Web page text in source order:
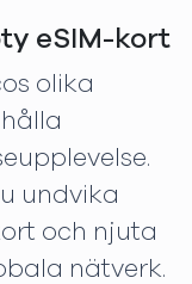
eSIM-kort
olika
undvika
och njuta
nätverk.